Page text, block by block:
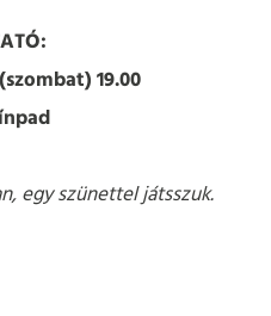
19.00
egy szünettel játsszuk.